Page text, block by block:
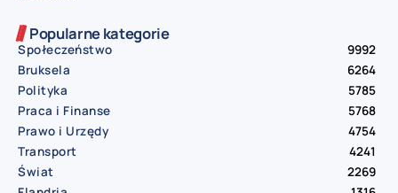
Popularne kategorie
Społeczeństwo
9992
Bruksela
6264
Polityka
5785
Praca i Finanse
5768
Prawo i Urzędy
4754
Transport
4241
Świat
2269